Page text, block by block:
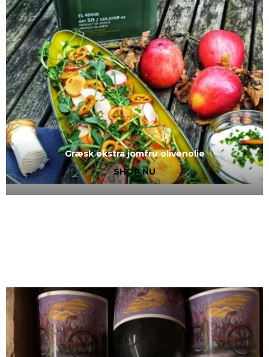
Græsk ekstra jomfru olivenolie
SHOP NU